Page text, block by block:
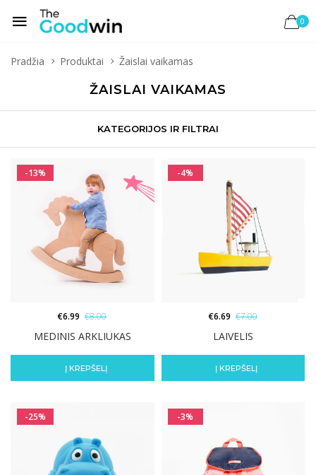
0
Pradžia Produktai Žaislai vaikamas
ŽAISLAI VAIKAMAS
KATEGORIJOS IR FILTRAI
-13%
MEDINIS ARKLIUKAS
€6.99 €8.00
Į KREPŠELĮ
-4%
LAIVELIS
€6.69 €7.00
Į KREPŠELĮ
-25% -3%